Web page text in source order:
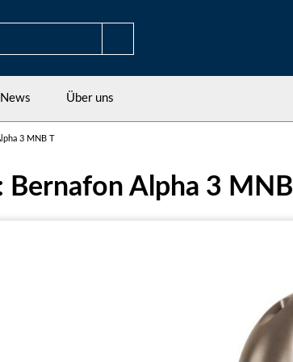
Über uns
3 MNB T
Bernafon Alpha 3